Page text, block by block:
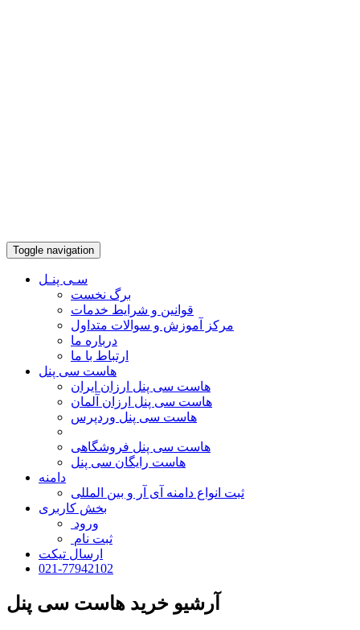
Toggle navigation
سـی پنـل
برگ نخست
قوانین و شرایط خدمات
مرکز آموزش و سوالات متداول
درباره ما
ارتباط با ما
هاست سی پنل
هاست سی پنل ارزان ایران
هاست سی پنل ارزان آلمان
هاست سی پنل وردپرس
هاست سی پنل فروشگاهی
هاست رایگان سی پنل
دامنه
ثبت انواع دامنه آی آر و بین المللی
بخش کاربری
ورود
ثبت نام
ارسال تیکت
021-77942102
آرشیو خرید هاست سی پنل